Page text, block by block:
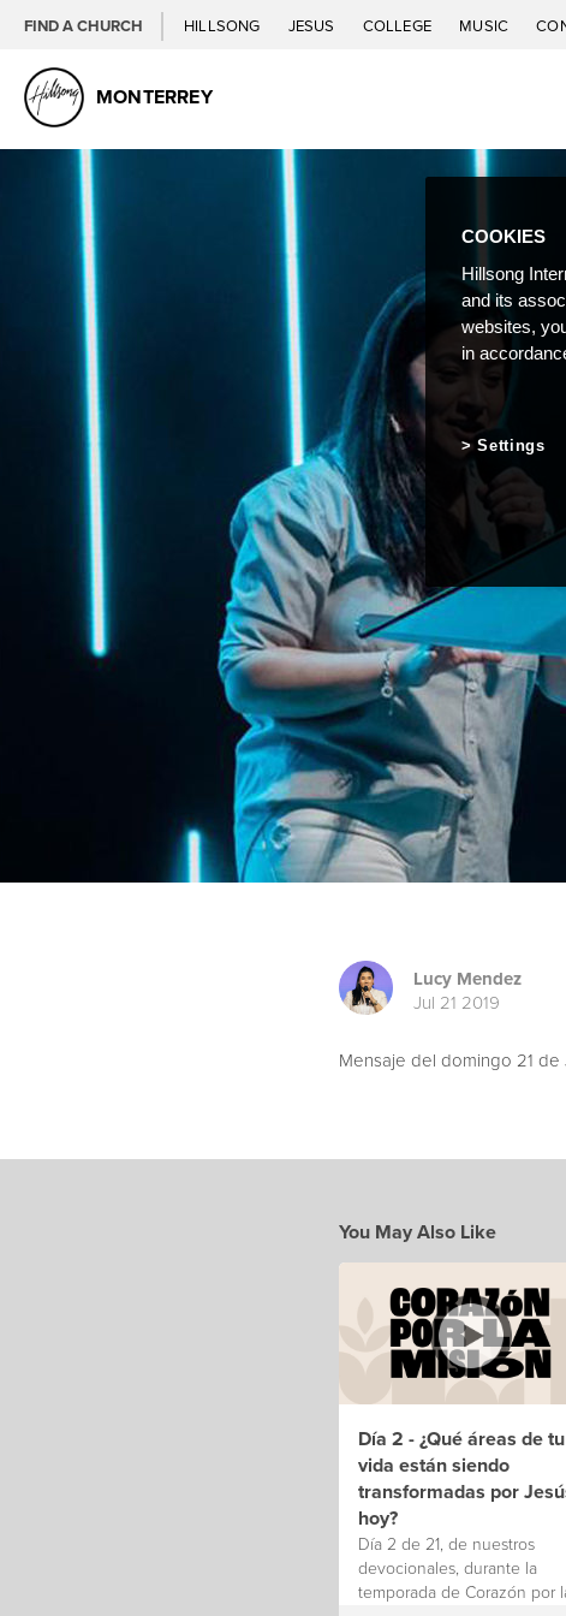
FIND A CHURCH HILLSONG JESUS COLLEGE MUSIC
MONTERREY
Lucy Mendez
Jul 21 2019
Mensaje del domingo 21 de
You May Also Like
Día 2 - ¿Qué áreas de tu
vida están siendo
transformadas por
hoy?
Día 2 de 21, de nuestros
devocionales, durante la
temporada de Corazón por
COOKIES
Hillsong
and its
websites,
in
Settings